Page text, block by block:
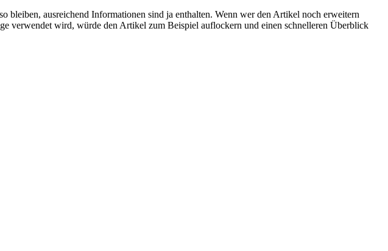
bleiben, ausreichend Informationen sind ja enthalten. Wenn wer den Artikel noch erweitern
verwendet wird, würde den Artikel zum Beispiel auflockern und einen schnelleren Überblick